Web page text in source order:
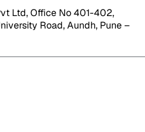
Ltd, Office No 401-402,
Road, Aundh, Pune –